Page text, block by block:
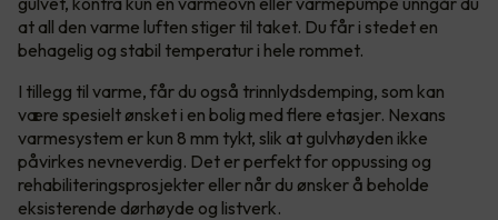
at all den varme luften stiger til taket. Du får i stedet en
behagelig og stabil temperatur i hele rommet.
I tillegg til varme, får du også trinnlydsdemping, som kan
være spesielt ønsket i en bolig med flere etasjer. Nexans
varmesystem er kun 8 mm tykt, slik at gulvhøyden ikke
påvirkes nevneverdig. Det er perfekt for oppussing og
rehabiliteringsprosjekter eller når du ønsker å beholde
eksisterende dørhøyde og listverk.